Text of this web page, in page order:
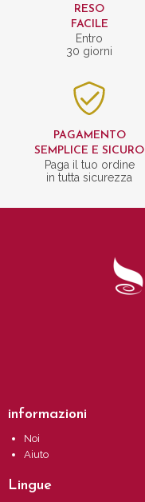
RESO
FACILE
Entro
30 giorni
PAGAMENTO
SEMPLICE E SICURO
Paga il tuo ordine
in tutta sicurezza
informazioni
Noi
Aiuto
Lingue